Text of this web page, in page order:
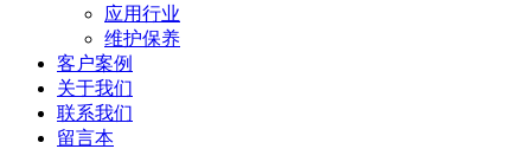
应用行业
维护保养
客户案例
关于我们
联系我们
留言本